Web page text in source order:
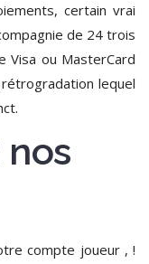
certain vrai
de 24 trois
Visa ou MasterCard
lequel
compte joueur , !